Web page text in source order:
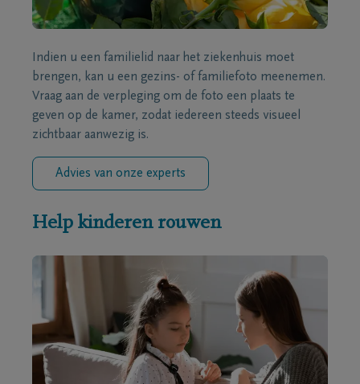
Indien u een familielid naar het ziekenhuis moet
brengen, kan u een gezins- of familiefoto meenemen.
Vraag aan de verpleging om de foto een plaats te
geven op de kamer, zodat iedereen steeds visueel
zichtbaar aanwezig is.
Advies van onze experts
Help kinderen rouwen